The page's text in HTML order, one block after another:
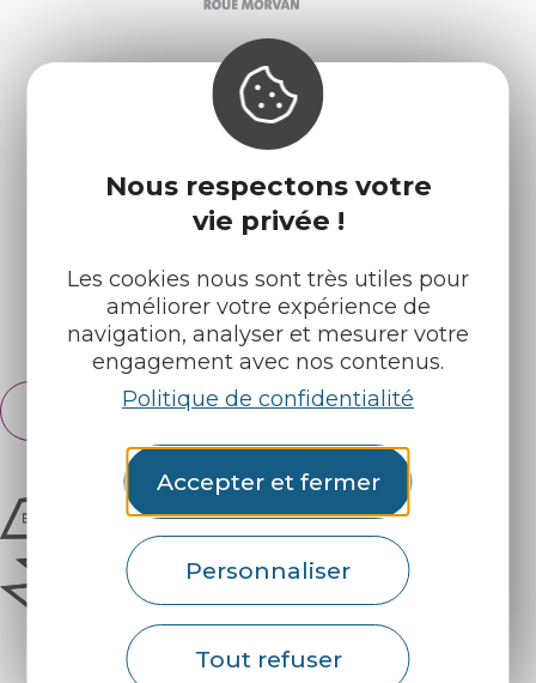
Nous respectons votre
vie privée !
Les cookies nous sont très utiles pour
améliorer votre expérience de
navigation, analyser et mesurer votre
engagement avec nos contenus.
Politique de confidentialité
Accepter et fermer
Personnaliser
Tout refuser
Infos pratiques
Nos accueils
Nos brochures
Météo
Retrouvez-nous sur :
Espace pro Partenaires
Français